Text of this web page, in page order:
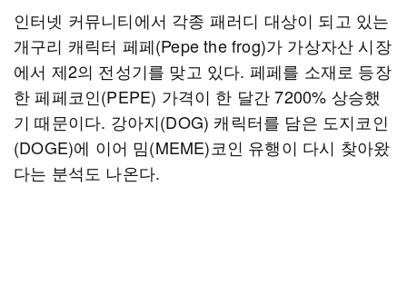
인터넷 커뮤니티에서 각종 패러디 대상이 되고 있는
개구리 캐릭터 페페(Pepe the frog)가 가상자산 시장
에서 제2의 전성기를 맞고 있다. 페페를 소재로 등장
한 페페코인(PEPE) 가격이 한 달간 7200% 상승했
기 때문이다. 강아지(DOG) 캐릭터를 담은 도지코인
(DOGE)에 이어 밈(MEME)코인 유행이 다시 찾아왔
다는 분석도 나온다.